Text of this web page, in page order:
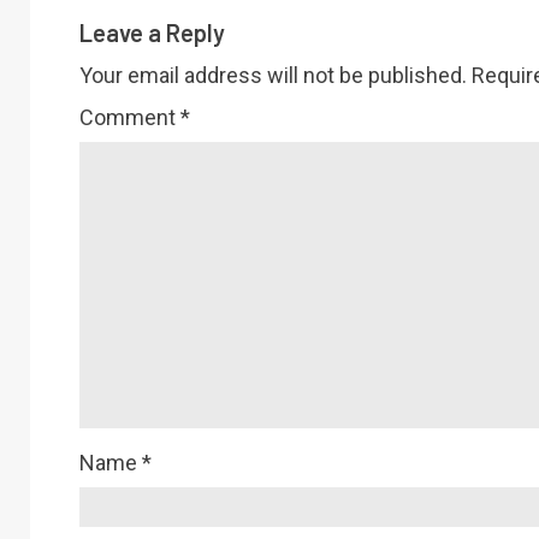
Leave a Reply
Your email address will not be published.
Comment*
Name *